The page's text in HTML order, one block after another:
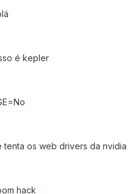
é kepler
tenta os web drivers da nvidia
hack